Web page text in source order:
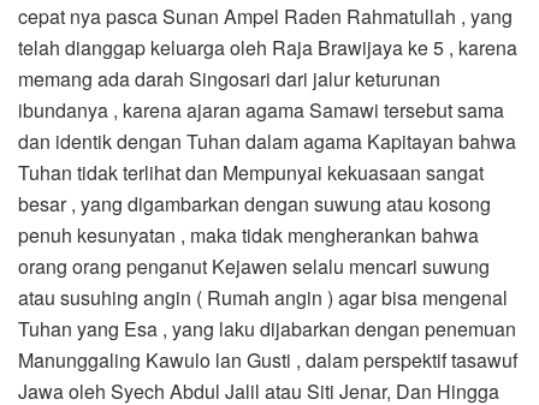
cepat nya pasca Sunan Ampel Raden Rahmatullah , yang
telah dianggap keluarga oleh Raja Brawijaya ke 5 , karena
memang ada darah Singosari dari jalur keturunan
ibundanya , karena ajaran agama Samawi tersebut sama
dan identik dengan Tuhan dalam agama Kapitayan bahwa
Tuhan tidak terlihat dan Mempunyai kekuasaan sangat
besar , yang digambarkan dengan suwung atau kosong
penuh kesunyatan , maka tidak mengherankan bahwa
orang orang penganut Kejawen selalu mencari suwung
atau susuhing angin ( Rumah angin ) agar bisa mengenal
Tuhan yang Esa , yang laku dijabarkan dengan penemuan
Manunggaling Kawulo lan Gusti , dalam perspektif tasawuf
Jawa oleh Syech Abdul Jalil atau Siti Jenar, Dan Hingga